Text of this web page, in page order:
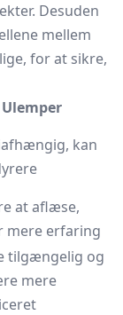
Desuden
mellem
for at sikre,
Ulemper
kan
at aflæse,
mere erfaring
tilgængelig og
mere